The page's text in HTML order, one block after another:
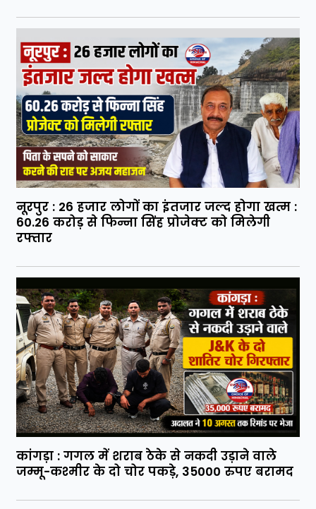
नूरपुर : 26 हजार लोगों का इंतजार जल्द होगा खत्म :
60.26 करोड़ से फिन्ना सिंह प्रोजेक्ट को मिलेगी
रफ्तार
कांगड़ा : गगल में शराब ठेके से नकदी उड़ाने वाले
जम्मू-कश्मीर के दो चोर पकड़े, 35000 रुपए बरामद